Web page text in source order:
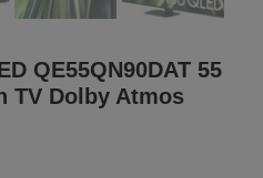
QE55QN90DAT 55
TV Dolby Atmos